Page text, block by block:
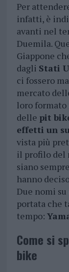
Per
infatti, è
avanti nel
Duemila.
Giappone
dagli Stati
ci fossero
mercato
loro
delle pit
effetti un
vista più
il profilo del
siano
hanno
Due nomi
portata che
tempo:
Come si
bike